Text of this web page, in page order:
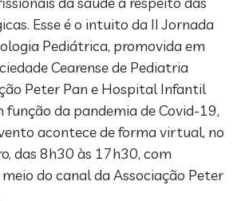
Esse é o intuito da II Jornada
Pediátrica, promovida em
Cearense de Pediatria
Peter Pan e Hospital Infantil
função da pandemia de Covid-19,
acontece de forma virtual, no
das 8h30 às 17h30, com
do canal da Associação Peter